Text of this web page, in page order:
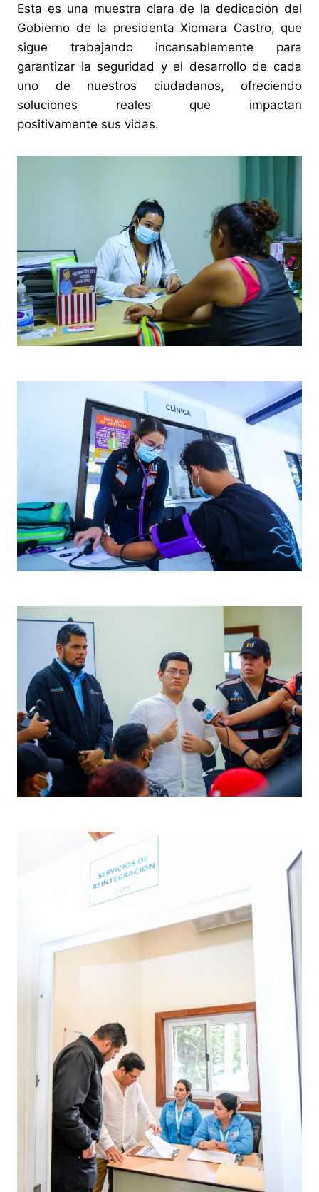
Esta es una muestra clara de la dedicación del
Gobierno de la presidenta Xiomara Castro, que
sigue trabajando incansablemente para
garantizar la seguridad y el desarrollo de cada
uno de nuestros ciudadanos, ofreciendo
soluciones reales que impactan
positivamente sus vidas.